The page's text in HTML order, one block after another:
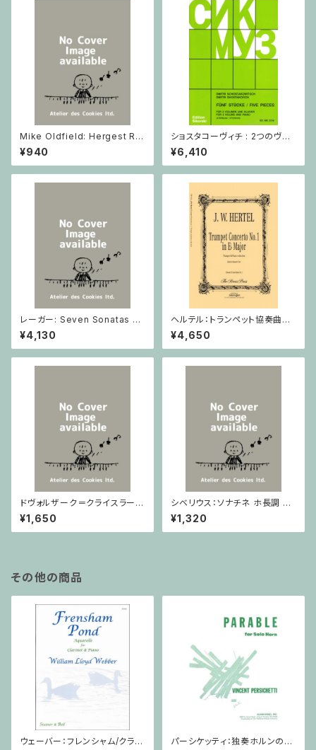
Mike Oldfield: Hergest Rid
ge / ピアノ
¥940
ショスタコーヴィチ : 2つのヴァ
イオリンとピアノのための 5つの
小品 / ヴァイオリン2とピアノ
¥6,410
レーガー: Seven Sonatas o
p. 91 Heft 2 / ヴァイオリン
¥4,130
ヘルテル：トランペット協奏曲第1
番 変ホ長調/トランペット・ピア
ノ
¥4,650
ドヴォルザーク＝クライスラー：
スラヴ幻想曲 ロ短調 from Op.
55-4, Op.75 / ヴァイオリンと
ピアノ
¥1,650
シベリウス：ソナチネ ホ長調 O
p.80 / ヴァイオリンとピアノ
¥1,320
その他の商品
ウェーバー：フレンシャム/クラリ
パーシケッティ：独奏ホルンのた